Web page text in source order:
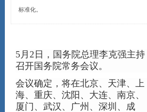
标准化。
5月2日 ， 国务院总理李克强主持
召开国务院常务会议。
会议确定，将在北京、天津、上
海、重庆、沈阳、大连、南京、
厦门、武汉、广州、深圳、成